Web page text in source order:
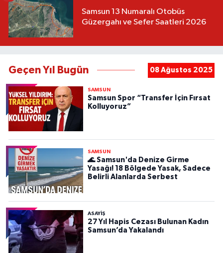
Samsun 13 Numaralı Otobüs
Güzergahı ve Sefer Saatleri 2026
Geçen Yıl Bugün 08 Ağustos 2025
SAMSUN
Samsun Spor “Transfer İçin Fırsat
Kolluyoruz”
SAMSUN
🌊 Samsun'da Denize Girme
Yasağı! 18 Bölgede Yasak, Sadece
Belirli Alanlarda Serbest
ASAYIŞ
27 Yıl Hapis Cezası Bulunan Kadın
Samsun’da Yakalandı